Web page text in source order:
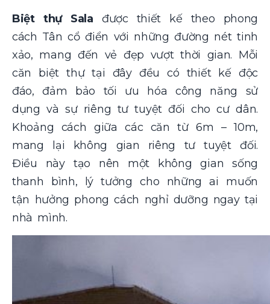
Biệt thự Sala được thiết kế theo phong
cách Tân cổ điển với những đường nét tinh
xảo, mang đến vẻ đẹp vượt thời gian. Mỗi
căn biệt thự tại đây đều có thiết kế độc
đáo, đảm bảo tối ưu hóa công năng sử
dụng và sự riêng tư tuyệt đối cho cư dân.
Khoảng cách giữa các căn từ 6m – 10m,
mang lại không gian riêng tư tuyệt đối.
Điều này tạo nên một không gian sống
thanh bình, lý tưởng cho những ai muốn
tận hưởng phong cách nghỉ dưỡng ngay tại
nhà mình.